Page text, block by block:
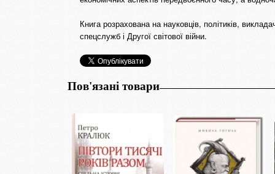
Книга розрахована на науковців, політиків,
спецслужб і Другої світової війни.
Пов'язані товари